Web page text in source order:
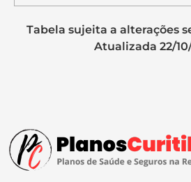
Tabela sujeita a alterações
Atualizada 22/